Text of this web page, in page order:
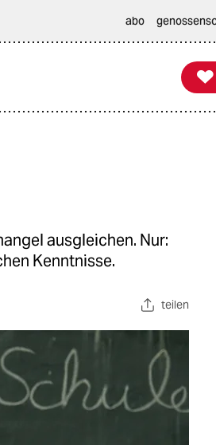
abo

ausgleichen. Nur:
Kenntnisse.
teilen